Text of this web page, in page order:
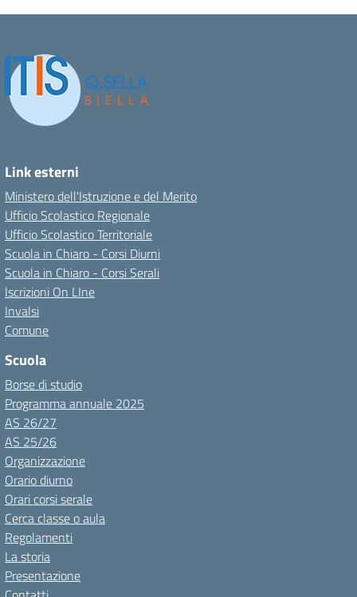
Link esterni
Ministero dell'Istruzione e del Merito
Ufficio Scolastico Regionale
Ufficio Scolastico Territoriale
Scuola in Chiaro - Corsi Diurni
Scuola in Chiaro - Corsi Serali
Iscrizioni On LIne
Invalsi
Comune
Scuola
Borse di studio
Programma annuale 2025
AS 26/27
AS 25/26
Organizzazione
Orario diurno
Orari corsi serale
Cerca classe o aula
Regolamenti
La storia
Presentazione